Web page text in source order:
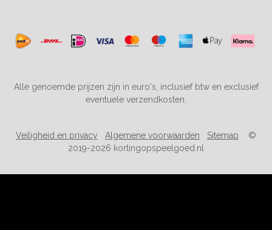
Alle genoemde prijzen zijn in euro's, inclusief btw en exclusief
eventuele verzendkosten.
Veiligheid en privacy Algemene voorwaarden Sitemap ©
2019-2026 kortingopspeelgoed.nl